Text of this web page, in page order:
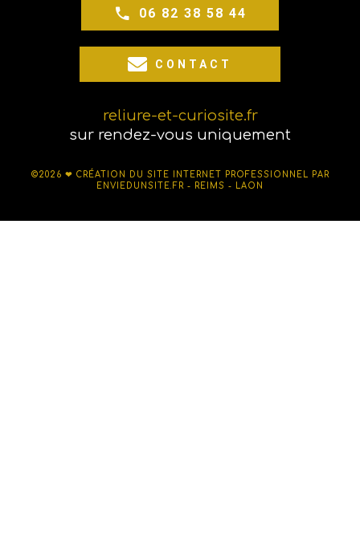
06 82 38 58 44
CONTACT
reliure-et-curiosite.fr
sur rendez-vous uniquement
©2026 ❤ CRÉATION DU SITE INTERNET PROFESSIONNEL PAR
ENVIEDUNSITE.FR - REIMS - LAON